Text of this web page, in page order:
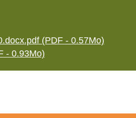
(PDF - 0.57Mo)
- 0.93Mo)